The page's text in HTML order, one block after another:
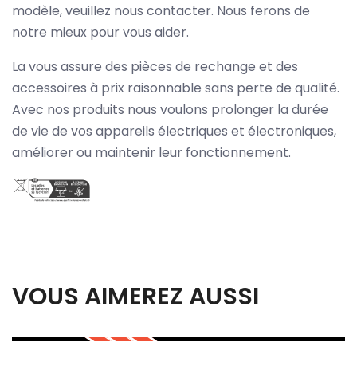
modèle, veuillez nous contacter. Nous ferons de
notre mieux pour vous aider.
La vous assure des pièces de rechange et des
accessoires à prix raisonnable sans perte de qualité.
Avec nos produits nous voulons prolonger la durée
de vie de vos appareils électriques et électroniques,
améliorer ou maintenir leur fonctionnement.
VOUS AIMEREZ AUSSI